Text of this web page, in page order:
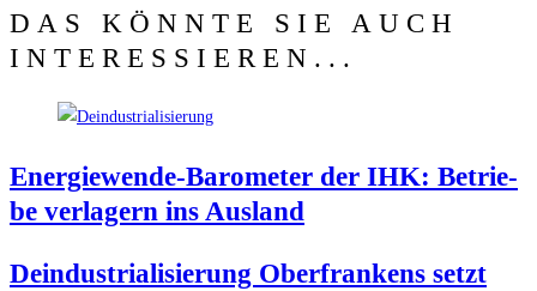
DAS KÖNNTE SIE AUCH
INTERESSIEREN...
Ener­gie­wen­de-Baro­me­ter der IHK: Betrie­
be ver­la­gern ins Ausland
Deindus­tria­li­sie­rung Ober­fran­kens setzt